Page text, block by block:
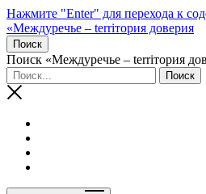
Нажмите "Enter" для перехода к
«Междуречье – terriтория доверия
Поиск
Поиск «Междуречье – terriтория